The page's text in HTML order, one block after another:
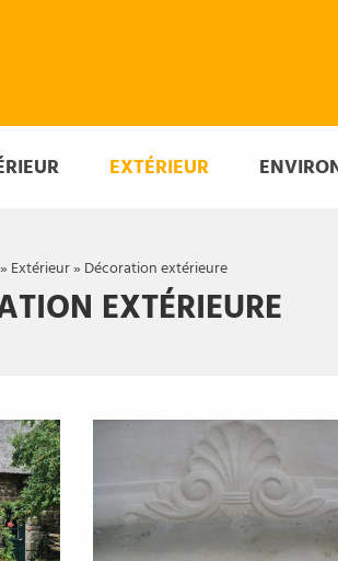
EXTÉRIEUR
Extérieur» Décoration extérieure
EXTÉRIEURE